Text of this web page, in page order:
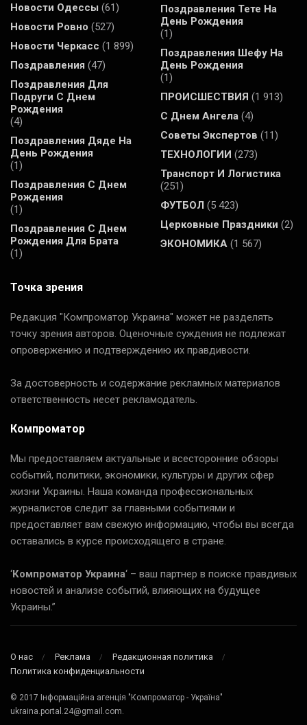
Новости Одессы (61)
Новости Ровно (527)
Новости Черкасс (1 899)
Поздравления (47)
Поздравления Для
Подруги С Днем
Рождения
(4)
Поздравления Дяде На
День Рождения
(1)
Поздравления С Днем
Рождения
(1)
Поздравления С Днем
Рождения Для Брата
(1)
Поздравления Тете На
День Рождения
(1)
Поздравления Шефу На
День Рождения
(1)
ПРОИСШЕСТВИЯ (1 913)
С Днем Ангела (4)
Советы Экспертов (11)
ТЕХНОЛОГИИ (273)
Транспорт И Логистика
(251)
ФУТБОЛ (5 423)
Церковные Праздники (2)
ЭКОНОМИКА (1 567)
Точка зрения
Редакция "Компроматор Украина" может не разделять
точку зрения авторов. Оценочные суждения не подлежат
опровержению и подтверждению их правдивости.
За достоверность и содержание рекламных материалов
ответственность несет рекламодатель.
Компроматор
Мы предоставляем актуальные и всесторонние обзоры
событий, политики, экономики, культуры и других сфер
жизни Украины. Наша команда профессиональных
журналистов следит за главными событиями и
предоставляет вам свежую информацию, чтобы вы всегда
оставались в курсе происходящего в стране.
‘Компроматор Украина‘ – ваш партнер в поиске правдивых
новостей и анализе событий, влияющих на будущее
Украины.”
О нас Реклама
Редакционная политика
Политика конфиденциальности
© 2017 Інформаційна агенція "Компроматор - Україна"
ukraina.portal.24@gmail.com.